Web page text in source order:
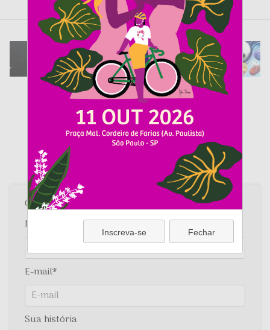
Compartilhe sua história conosco!
​Ela pode ajudar milhares de mulheres que estão
passando pela mesma fase que você!
Clique para mandar sua história
Nome
E-mail
Sua história
Inscreva-se Fechar